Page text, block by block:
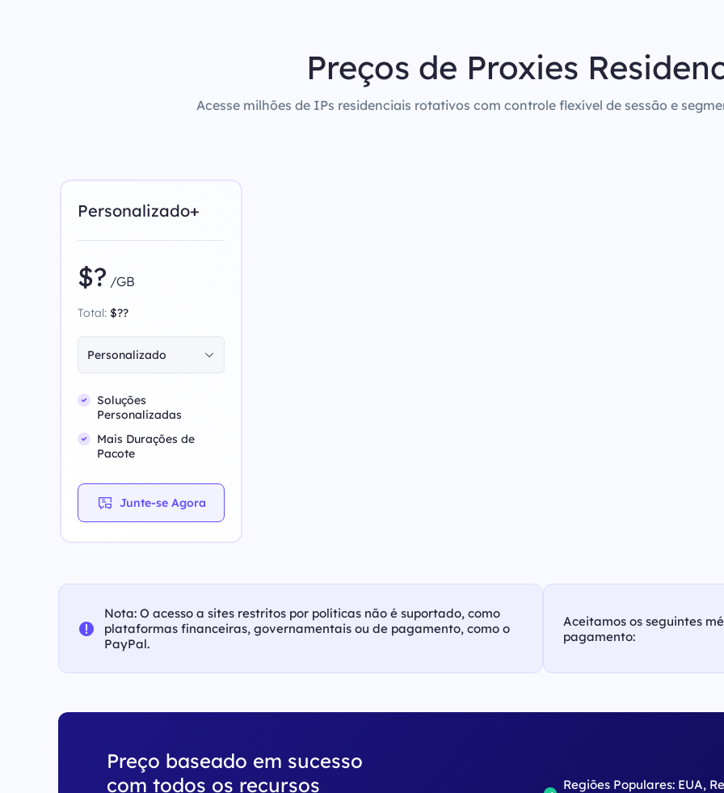
Preços de Proxies
Acesse milhões de IPs residenciais rotativos com controle flexível de sessão e
Personalizado+
$? /GB
Total: $??
Personalizado
Soluções
Personalizadas
Mais Durações de
Pacote
Junte-se Agora
Nota: O acesso a sites restritos por políticas não é suportado, como
plataformas financeiras, governamentais ou de pagamento, como o
PayPal.
Aceitamos os seguintes
pagamento:
Preço baseado em sucesso
com todos os recursos
Regiões Populares: EUA,